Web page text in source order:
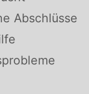
Abschlüsse